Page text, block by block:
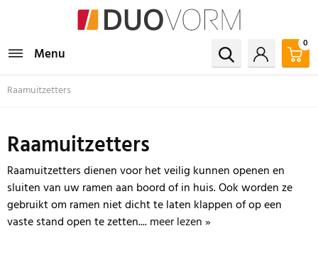
Menu
0
Raamuitzetters
Raamuitzetters
Raamuitzetters dienen voor het veilig kunnen openen en
sluiten van uw ramen aan boord of in huis. Ook worden ze
gebruikt om ramen niet dicht te laten klappen of op een
vaste stand open te zetten....meer lezen »